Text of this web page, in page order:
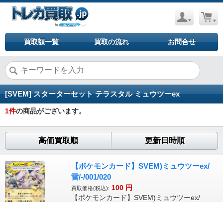
買取額一覧 買取の流れ お問合せ
[SVEM] スターターセット テラスタル ミュウツーex
1件の商品がございます。
高価買取順 更新日時順
【ポケモンカード】SVEM)ミュウツーex/
雷/-/001/020
買取価格(税込): 100 円
【ポケモンカード】SVEM)ミュウツーex/